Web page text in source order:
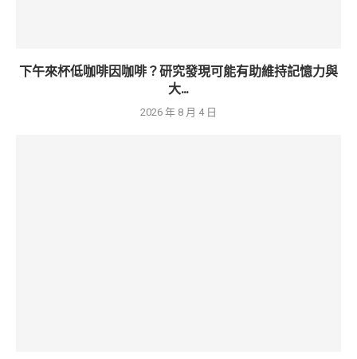
下午來杯低咖啡因咖啡？研究發現可能有助維持記憶力與
大...
2026 年 8 月 4 日